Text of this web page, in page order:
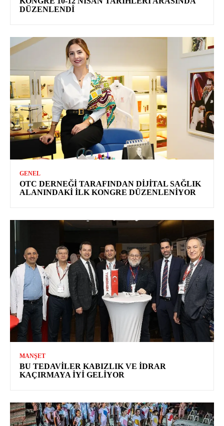
DÜZENLENDI
GENEL
OTC DERNEĞI TARAFINDAN DIJITAL SAĞLIK
ALANINDAKI İLK KONGRE DÜZENLENIYOR
MANŞET
BU TEDAVILER KABIZLIK VE İDRAR
KAÇIRMAYA İYI GELIYOR